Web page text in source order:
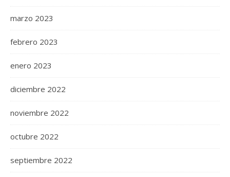
marzo 2023
febrero 2023
enero 2023
diciembre 2022
noviembre 2022
octubre 2022
septiembre 2022